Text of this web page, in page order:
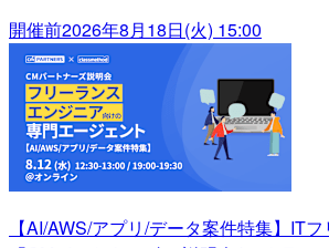
開催前2026年8月18日(火) 15:00
【AI/AWS/アプリ/データ案件特集】IT